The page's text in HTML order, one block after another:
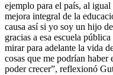
ejemplo para el país, al
mejora integral de la
causa así si yo soy un hijo
gracias a esa escuela
mirar para adelante la vida
cosas que me podrían
poder crecer”, reflexionó